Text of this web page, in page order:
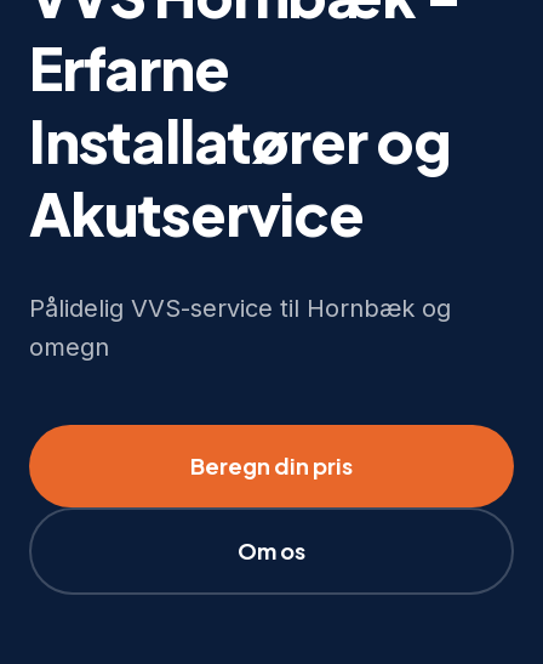
Erfarne
Installatører og
Akutservice
Pålidelig VVS-service til Hornbæk og
omegn
Beregn din pris
Om os